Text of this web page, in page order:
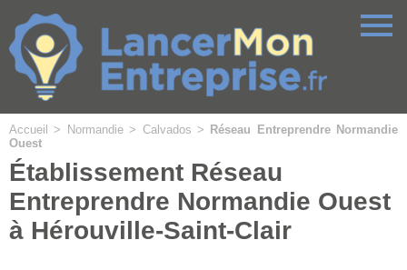
Accueil > Normandie> Calvados >
Réseau Entreprendre Normandie
Ouest
Établissement Réseau
Entreprendre Normandie Ouest
à Hérouville-Saint-Clair